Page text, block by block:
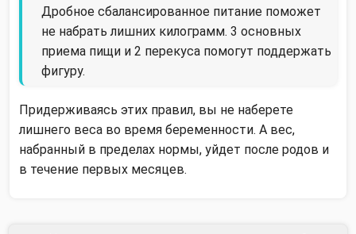
Дробное сбалансированное питание поможет
не набрать лишних килограмм. 3 основных
приема пищи и 2 перекуса помогут поддержать
фигуру.
Придерживаясь этих правил, вы не наберете
лишнего веса во время беременности. А вес,
набранный в пределах нормы, уйдет после родов и
в течение первых месяцев.